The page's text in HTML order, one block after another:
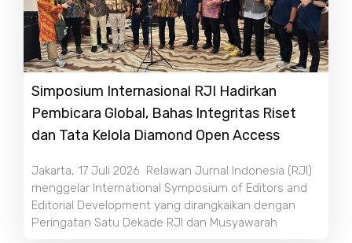
Simposium Internasional RJI Hadirkan
Pembicara Global, Bahas Integritas Riset
dan Tata Kelola Diamond Open Access
Jakarta, 17 Juli 2026 Relawan Jurnal Indonesia (RJI)
menggelar International Symposium of Editors and
Editorial Development yang dirangkaikan dengan
Peringatan Satu Dekade RJI dan Musyawarah